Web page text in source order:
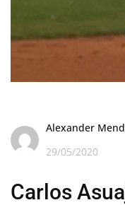
Alexander
29/05/2020
Carlos